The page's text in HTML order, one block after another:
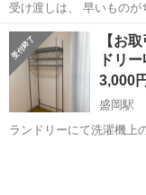
受け渡しは、 早いものが
は、２８日の朝7時〜昼
です ぜひご検討くださいませ 受け渡し場所 北上市竪
一軒家にて受け...
岩手 北上市 柳原
【お
ドリ
3,000円
盛岡駅
ランドリーにて洗濯機上